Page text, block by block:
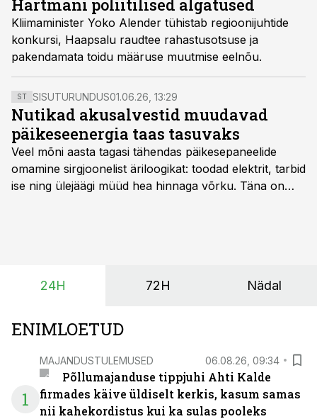
Hartmani poliitilised algatused
Kliimaminister Yoko Alender tühistab regioonijuhtide
konkursi, Haapsalu raudtee rahastusotsuse ja
pakendamata toidu määruse muutmise eelnõu.
ST SISUTURUNDUS01.06.26, 13:29
Nutikad akusalvestid muudavad
päikeseenergia taas tasuvaks
Veel mõni aasta tagasi tähendas päikesepaneelide
omamine sirgjoonelist äriloogikat: toodad elektrit, tarbid
ise ning ülejäägi müüd hea hinnaga võrku. Täna on
põllumajandusettevõtete jaoks üheks olulisemaks
24H 72H Nädal
ENIMLOETUD
1
MAJANDUSTULEMUSED 06.08.26, 09:34
Põllumajanduse tippjuhi Ahti Kalde
firmades käive üldiselt kerkis, kasum samas
nii kahekordistus kui ka sulas pooleks